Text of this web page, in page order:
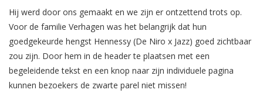
Hij werd door ons gemaakt en we zijn er ontzettend trots op.
Voor de familie Verhagen was het belangrijk dat hun
goedgekeurde hengst Hennessy (De Niro x Jazz) goed zichtbaar
zou zijn. Door hem in de header te plaatsen met een
begeleidende tekst en een knop naar zijn individuele pagina
kunnen bezoekers de zwarte parel niet missen!